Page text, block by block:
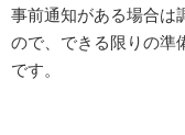
事前通知がある場合は
ので、できる限りの準
です。